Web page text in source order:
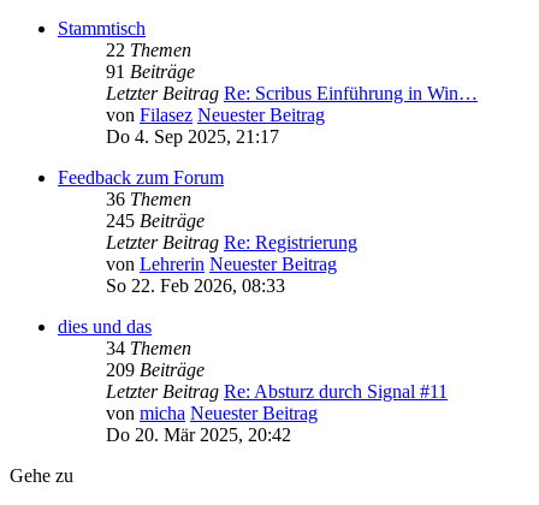
Stammtisch
22 Themen
91 Beiträge
Letzter Beitrag Re: Scribus Einführung in Win…
von Filasez Neuester Beitrag
Do 4. Sep 2025, 21:17
Feedback zum Forum
36 Themen
245 Beiträge
Letzter Beitrag Re: Registrierung
von Lehrerin Neuester Beitrag
So 22. Feb 2026, 08:33
dies und das
34 Themen
209 Beiträge
Letzter Beitrag Re: Absturz durch Signal #11
von micha Neuester Beitrag
Do 20. Mär 2025, 20:42
Gehe zu